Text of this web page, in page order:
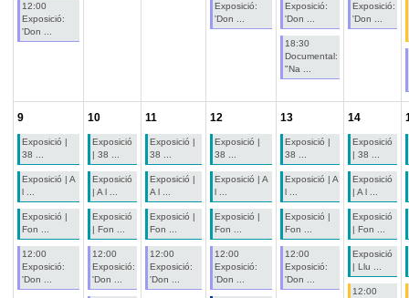
12:00
Exposició:
'Don ...
Exposició:
'Don ...
Exposició:
'Don ...
18:30
Documental:
"Na ...
Exposició:
'Don ...
9
Exposició |
38 ...
Exposició | A
l ...
Exposició |
Fon ...
12:00
Exposició:
'Don ...
10
Exposició
| 38 ...
Exposició
| A l ...
Exposició
| Fon ...
12:00
Exposició:
'Don ...
11
Exposició |
38 ...
Exposició |
A l ...
Exposició |
Fon ...
12:00
Exposició:
'Don ...
12
Exposició |
38 ...
Exposició | A
l ...
Exposició |
Fon ...
12:00
Exposició:
'Don ...
13
Exposició |
38 ...
Exposició | A
l ...
Exposició |
Fon ...
12:00
Exposició:
'Don ...
14
Exposició
| 38 ...
Exposició
| A l ...
Exposició
| Fon ...
Exposició
| Llu ...
12:00